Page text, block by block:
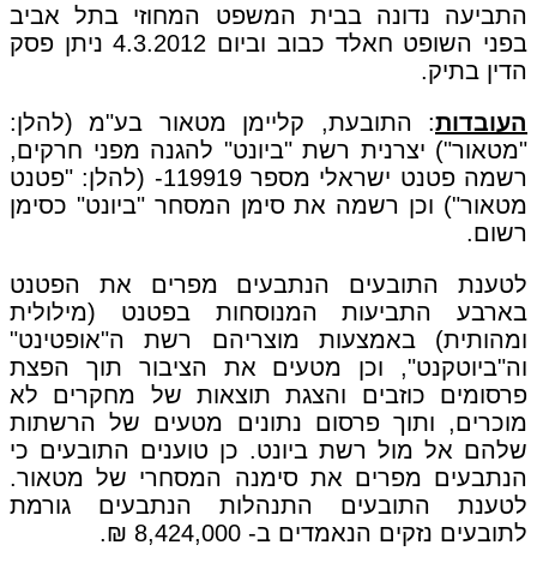
התביעה נדונה בבית המשפט המחוזי בתל אביב
בפני השופט חאלד כבוב וביום 4.3.2012 ניתן פסק
הדין בתיק.
העובדות: התובעת, קליימן מטאור בע"מ (להלן:
"מטאור") יצרנית רשת "ביונט" להגנה מפני חרקים,
רשמה פטנט ישראלי מספר 119919- (להלן: "פטנט
מטאור") וכן רשמה את סימן המסחר "ביונט" כסימן
רשום.
לטענת התובעים הנתבעים מפרים את הפטנט
בארבע התביעות המנוסחות בפטנט (מילולית
ומהותית) באמצעות מוצריהם רשת ה"אופטינט"
וה"ביוטקנט", וכן מטעים את הציבור תוך הפצת
פרסומים כוזבים והצגת תוצאות של מחקרים לא
מוכרים, ותוך פרסום נתונים מטעים של הרשתות
שלהם אל מול רשת ביונט. כן טוענים התובעים כי
הנתבעים מפרים את סימנה המסחרי של מטאור.
לטענת התובעים התנהלות הנתבעים גורמת
לתובעים נזקים הנאמדים ב- 8,424,000 ₪.